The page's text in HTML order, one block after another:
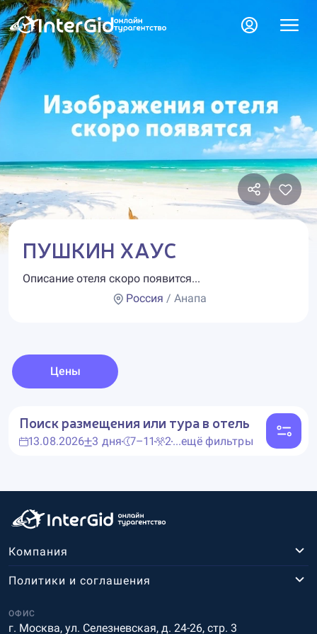
ПУШКИН ХАУС
Описание отеля скоро появится...
Россия / Анапа
Цены
Поиск размещения или тура в отель
13.08.2026 3 дня 7–11 2...ещё фильтры
Компания
ОФИС
г. Москва, ул. Селезневская, д. 24-26, стр. 3
Политики и соглашения